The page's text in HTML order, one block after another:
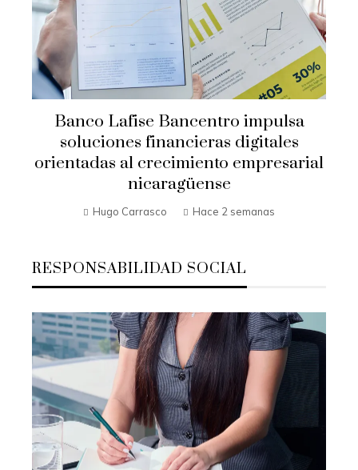
Banco Lafise Bancentro impulsa
soluciones financieras digitales
orientadas al crecimiento empresarial
nicaragüense
Hugo Carrasco Hace 2 semanas
RESPONSABILIDAD SOCIAL